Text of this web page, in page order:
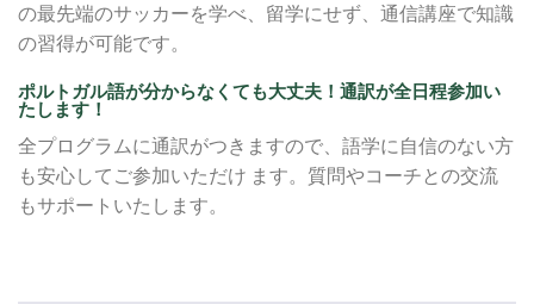
の最先端のサッカーを学べ、留学にせず、通信講座で知識
の習得が可能です。
ポルトガル語が分からなくても大丈夫！通訳が全日程参加い
たします！
全プログラムに通訳がつきますので、語学に自信のない方
も安心してご参加いただけ ます。質問やコーチとの交流
もサポートいたします。